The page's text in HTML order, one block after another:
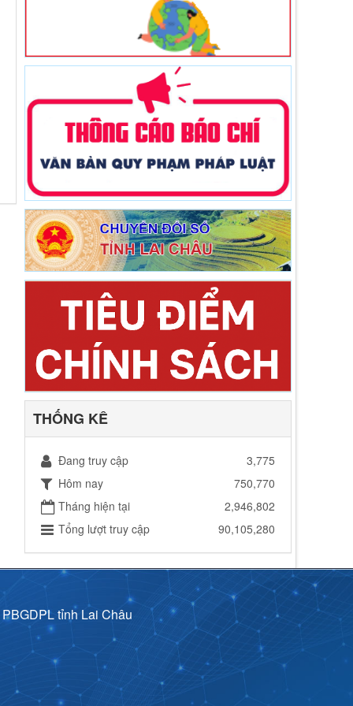
THỐNG KÊ
Đang truy cập
3,775
Hôm nay
750,770
Tháng hiện tại
2,946,802
Tổng lượt truy cập
90,105,280
tỉnh Lai Châu